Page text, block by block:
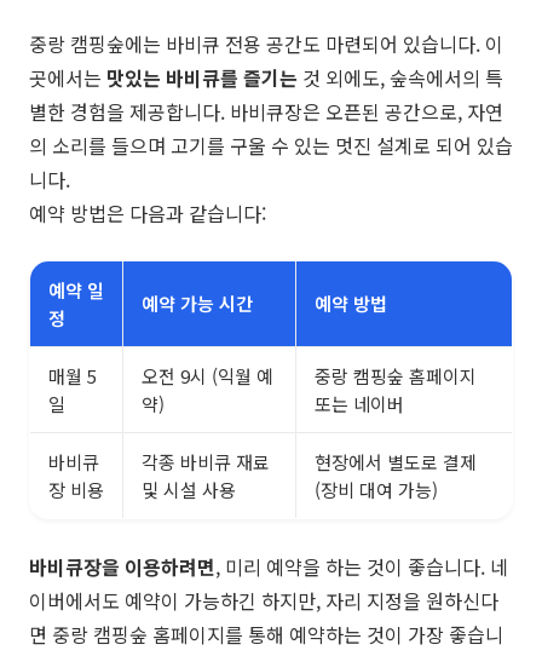
중랑 캠핑숲에는 바비큐 전용 공간도 마련되어 있습니다. 이
곳에서는 맛있는 바비큐를 즐기는 것 외에도, 숲속에서의 특
별한 경험을 제공합니다. 바비큐장은 오픈된 공간으로, 자연
의 소리를 들으며 고기를 구울 수 있는 멋진 설계로 되어 있습
니다.
예약 방법은 다음과 같습니다:
예약 일
정
예약 가능 시간 예약 방법
매월 5
일
오전 9시 (익월 예
약)
중랑 캠핑숲 홈페이지
또는 네이버
바비큐
장 비용
각종 바비큐 재료
및 시설 사용
현장에서 별도로 결제
(장비 대여 가능)
바비큐장을 이용하려면, 미리 예약을 하는 것이 좋습니다. 네
이버에서도 예약이 가능하긴 하지만, 자리 지정을 원하신다
면 중랑 캠핑숲 홈페이지를 통해 예약하는 것이 가장 좋습니